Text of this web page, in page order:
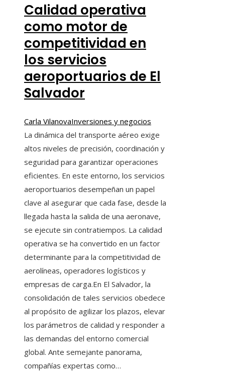
Calidad operativa
como motor de
competitividad en
los servicios
aeroportuarios de El
Salvador
Carla VilanovaInversiones y negocios
La dinámica del transporte aéreo exige
altos niveles de precisión, coordinación y
seguridad para garantizar operaciones
eficientes. En este entorno, los servicios
aeroportuarios desempeñan un papel
clave al asegurar que cada fase, desde la
llegada hasta la salida de una aeronave,
se ejecute sin contratiempos. La calidad
operativa se ha convertido en un factor
determinante para la competitividad de
aerolíneas, operadores logísticos y
empresas de carga.En El Salvador, la
consolidación de tales servicios obedece
al propósito de agilizar los plazos, elevar
los parámetros de calidad y responder a
las demandas del entorno comercial
global. Ante semejante panorama,
compañías expertas como…